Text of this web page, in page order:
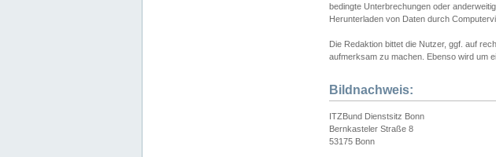
bedingte Unterbrechungen oder
Herunterladen von Daten durch
Die Redaktion bittet die Nutzer, ggf. auf
aufmerksam zu machen. Ebenso wird um
Bildnachweis:
ITZBund Dienstsitz Bonn
Bernkasteler Straße 8
53175 Bonn